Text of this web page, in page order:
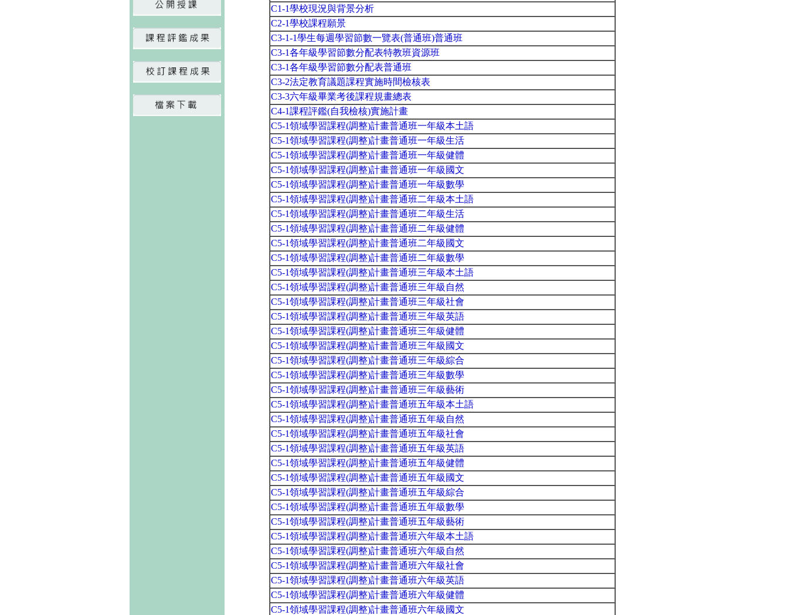
C1-1學校現況與背景分析
C2-1學校課程願景
C3-1-1學生每週學習節數一覽表(普通班)普通班
C3-1各年級學習節數分配表特教班資源班
C3-1各年級學習節數分配表普通班
C3-2法定教育議題課程實施時間檢核表
C3-3六年級畢業考後課程規畫總表
C4-1課程評鑑(自我檢核)實施計畫
C5-1領域學習課程(調整)計畫普通班一年級本土語
C5-1領域學習課程(調整)計畫普通班一年級生活
C5-1領域學習課程(調整)計畫普通班一年級健體
C5-1領域學習課程(調整)計畫普通班一年級國文
C5-1領域學習課程(調整)計畫普通班一年級數學
C5-1領域學習課程(調整)計畫普通班二年級本土語
C5-1領域學習課程(調整)計畫普通班二年級生活
C5-1領域學習課程(調整)計畫普通班二年級健體
C5-1領域學習課程(調整)計畫普通班二年級國文
C5-1領域學習課程(調整)計畫普通班二年級數學
C5-1領域學習課程(調整)計畫普通班三年級本土語
C5-1領域學習課程(調整)計畫普通班三年級自然
C5-1領域學習課程(調整)計畫普通班三年級社會
C5-1領域學習課程(調整)計畫普通班三年級英語
C5-1領域學習課程(調整)計畫普通班三年級健體
C5-1領域學習課程(調整)計畫普通班三年級國文
C5-1領域學習課程(調整)計畫普通班三年級綜合
C5-1領域學習課程(調整)計畫普通班三年級數學
C5-1領域學習課程(調整)計畫普通班三年級藝術
C5-1領域學習課程(調整)計畫普通班五年級本土語
C5-1領域學習課程(調整)計畫普通班五年級自然
C5-1領域學習課程(調整)計畫普通班五年級社會
C5-1領域學習課程(調整)計畫普通班五年級英語
C5-1領域學習課程(調整)計畫普通班五年級健體
C5-1領域學習課程(調整)計畫普通班五年級國文
C5-1領域學習課程(調整)計畫普通班五年級綜合
C5-1領域學習課程(調整)計畫普通班五年級數學
C5-1領域學習課程(調整)計畫普通班五年級藝術
C5-1領域學習課程(調整)計畫普通班六年級本土語
C5-1領域學習課程(調整)計畫普通班六年級自然
C5-1領域學習課程(調整)計畫普通班六年級社會
C5-1領域學習課程(調整)計畫普通班六年級英語
C5-1領域學習課程(調整)計畫普通班六年級健體
C5-1領域學習課程(調整)計畫普通班六年級國文